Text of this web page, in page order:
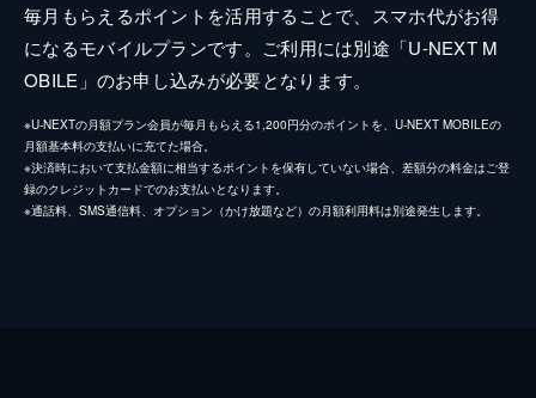
毎月もらえるポイントを活用することで、スマホ代がお得
になるモバイルプランです。ご利用には別途「U-NEXT M
OBILE」のお申し込みが必要となります。
※U-NEXTの月額プラン会員が毎月もらえる1,200円分のポイントを、U-NEXT MOBILEの
月額基本料の支払いに充てた場合。
※決済時において支払金額に相当するポイントを保有していない場合、差額分の料金はご登
録のクレジットカードでのお支払いとなります。
※通話料、SMS通信料、オプション（かけ放題など）の月額利用料は別途発生します。